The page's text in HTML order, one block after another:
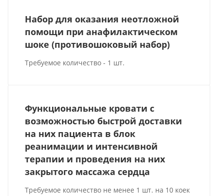
Набор для оказания неотложной
помощи при анафилактическом
шоке (противошоковый набор)
Требуемое количество - 1 шт.
Функциональные кровати с
возможностью быстрой доставки
на них пациента в блок
реанимации и интенсивной
терапии и проведения на них
закрытого массажа сердца
Требуемое количество не менее 1 шт. на 10 коек